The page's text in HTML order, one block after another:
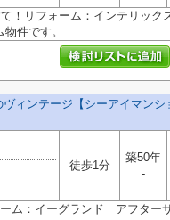
！リフォーム：インテリッ
件です。
ィンテージ【シーアイマン
徒歩1分
築50年
-
ム：イーグランド アフター